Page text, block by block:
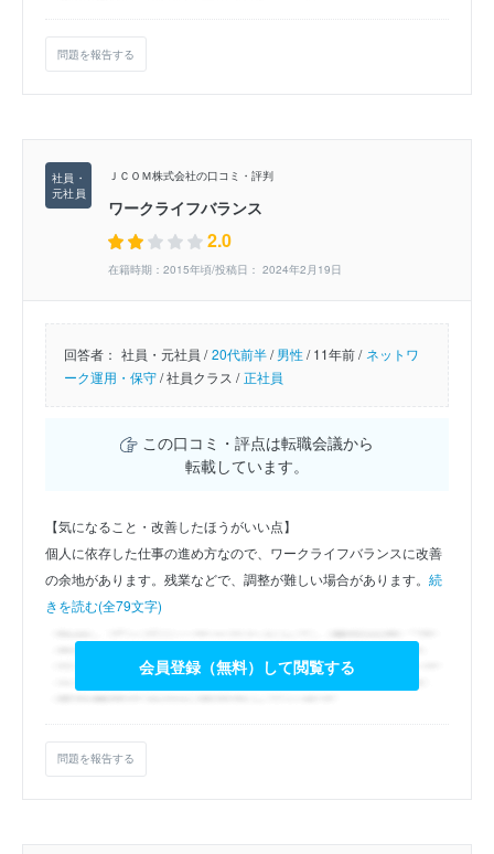
問題を報告する
ＪＣＯＭ株式会社の口コミ・評判
ワークライフバランス
2.0
在籍時期：2015年頃/投稿日： 2024年2月19日
回答者： 社員・元社員 / 20代前半/男性/11年前 / ネットワ
ーク運用・保守/社員クラス / 正社員
この口コミ・評点は転職会議から
転載しています。
【気になること・改善したほうがいい点】
個人に依存した仕事の進め方なので、ワークライフバランスに改善
の余地があります。残業などで、調整が難しい場合があります。 続
きを読む(全79文字)
会員登録（無料）して閲覧する
問題を報告する